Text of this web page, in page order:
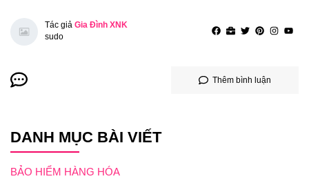
Tác giả Gia Đình XNK
sudo
Thêm bình luận
DANH MỤC BÀI VIẾT
BẢO HIỂM HÀNG HÓA